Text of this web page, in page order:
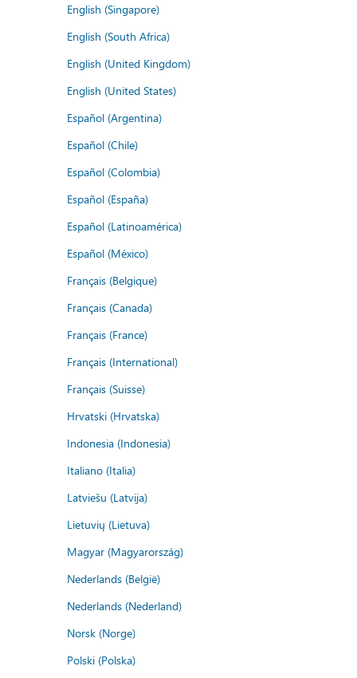
English (Singapore)
English (South Africa)
English (United Kingdom)
English (United States)
Español (Argentina)
Español (Chile)
Español (Colombia)
Español (España)
Español (Latinoamérica)
Español (México)
Français (Belgique)
Français (Canada)
Français (France)
Français (International)
Français (Suisse)
Hrvatski (Hrvatska)
Indonesia (Indonesia)
Italiano (Italia)
Latviešu (Latvija)
Lietuvių (Lietuva)
Magyar (Magyarország)
Nederlands (België)
Nederlands (Nederland)
Norsk (Norge)
Polski (Polska)